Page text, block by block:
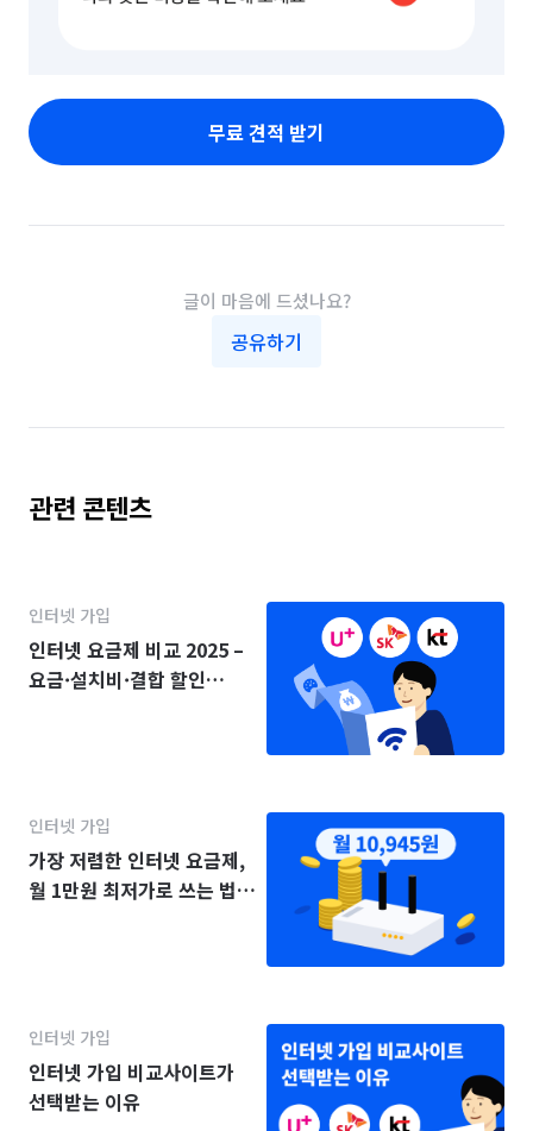
무료 견적 받기
글이 마음에 드셨나요?
공유하기
관련 콘텐츠
인터넷 가입
인터넷 요금제 비교 2025 –
요금·설치비·결합 할인
인터넷 가입
가장 저렴한 인터넷 요금제,
월 1만원 최저가로 쓰는 법
인터넷 가입
인터넷 가입 비교사이트가
선택받는 이유